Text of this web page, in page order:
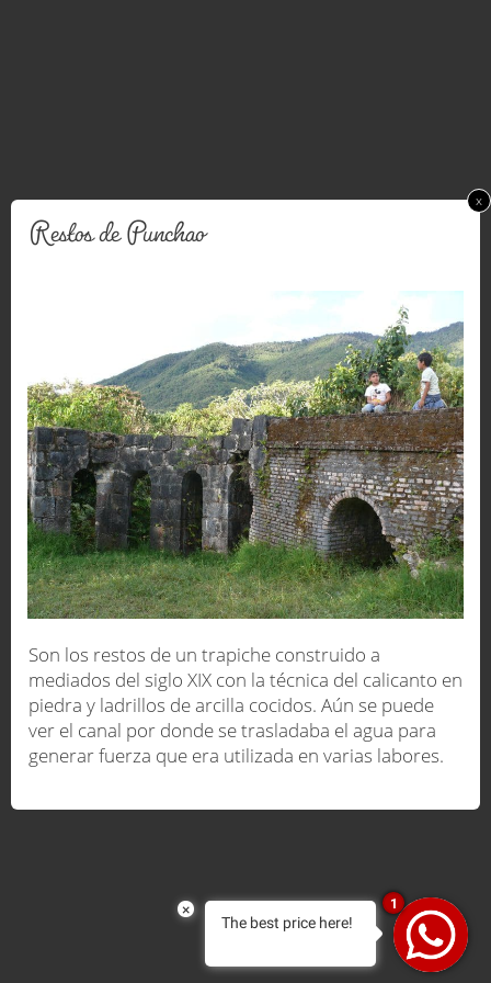
Restos de Punchao
Son los restos de un trapiche construido a
mediados del siglo XIX con la técnica del calicanto en
piedra y ladrillos de arcilla cocidos. Aún se puede
ver el canal por donde se trasladaba el agua para
generar fuerza que era utilizada en varias labores.
x
×
The best price here!
1